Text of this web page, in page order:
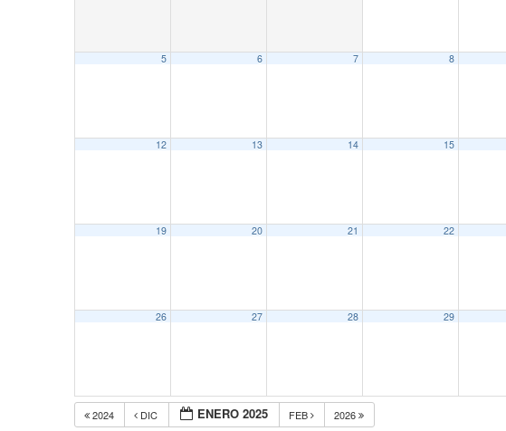
5 6 7 8
12 13 14 15
19 20 21 22
26 27 28 29
2024 DIC ENERO 2025 FEB 2026